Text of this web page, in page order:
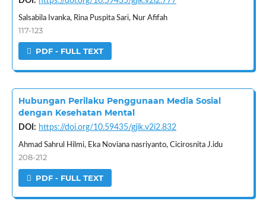
Salsabila Ivanka, Rina Puspita Sari, Nur Afifah
117-123
PDF - FULL TEXT
Hubungan Perilaku Penggunaan Media Sosial
dengan Kesehatan Mental
DOI: https://doi.org/10.59435/gjik.v2i2.832
Ahmad Sahrul Hilmi, Eka Noviana nasriyanto, Cicirosnita J.idu
208-212
PDF - FULL TEXT